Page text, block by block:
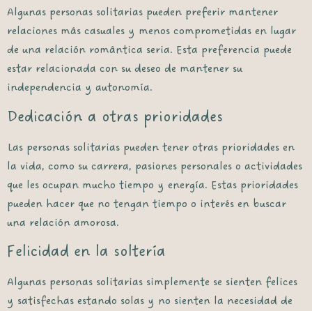
Algunas personas solitarias pueden preferir mantener
relaciones más casuales y menos comprometidas en lugar
de una relación romántica seria. Esta preferencia puede
estar relacionada con su deseo de mantener su
independencia y autonomía.
Dedicación a otras prioridades
Las personas solitarias pueden tener otras prioridades en
la vida, como su carrera, pasiones personales o actividades
que les ocupan mucho tiempo y energía. Estas prioridades
pueden hacer que no tengan tiempo o interés en buscar
una relación amorosa.
Felicidad en la soltería
Algunas personas solitarias simplemente se sienten felices
y satisfechas estando solas y no sienten la necesidad de